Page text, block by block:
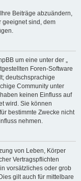
Beiträge abzuändern,
geeignet sind, dem
um eine unter der „
Foren-Software
deutschsprachige
Community unter
keinen Einfluss auf
wird. Sie können
bestimmte Zwecke nicht
nehmen.
von Leben, Körper
Vertragspflichten
vorsätzliches oder grob
gilt auch für mittelbare